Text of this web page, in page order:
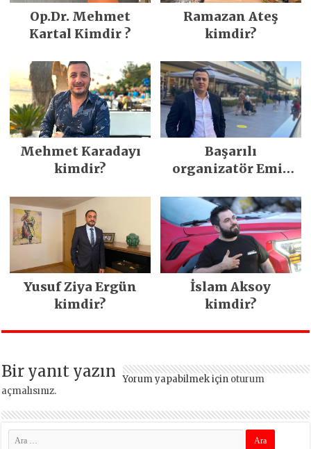
Op.Dr. Mehmet
Kartal Kimdir ?
Ramazan Ateş
kimdir?
Mehmet Karadayı
kimdir?
Başarılı
organizatör Emir
Yusuf Ziya Ergün
kimdir?
İslam Aksoy
kimdir?
Bir yanıt yazın Yorum yapabilmek için oturum
açmalısınız.